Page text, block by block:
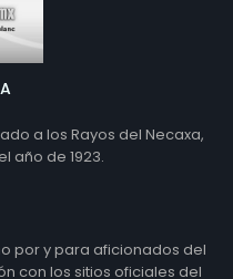
a los Rayos del Necaxa,
año de 1923.
por y para aficionados del
con los sitios oficiales del